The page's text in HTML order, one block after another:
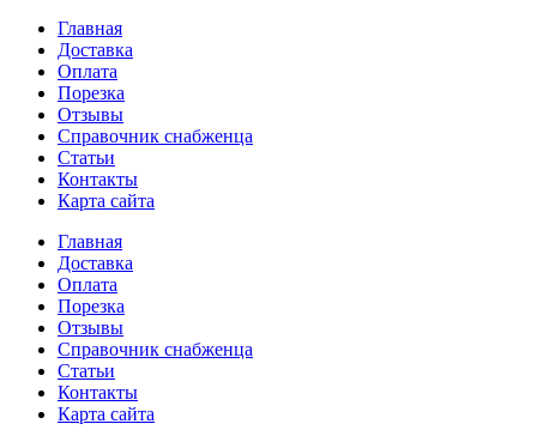
Главная
Доставка
Оплата
Порезка
Отзывы
Справочник снабженца
Статьи
Контакты
Карта сайта
Главная
Доставка
Оплата
Порезка
Отзывы
Справочник снабженца
Статьи
Контакты
Карта сайта